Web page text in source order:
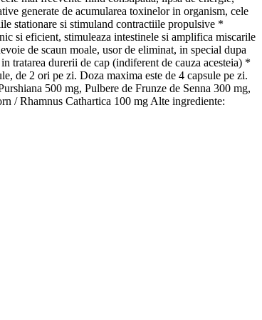
generate de acumularea toxinelor in organism, cele
stationare si stimuland contractiile propulsive *
si eficient, stimuleaza intestinele si amplifica miscarile
de scaun moale, usor de eliminat, in special dupa
tratarea durerii de cap (indiferent de cauza acesteia) *
de 2 ori pe zi. Doza maxima este de 4 capsule pe zi.
500 mg, Pulbere de Frunze de Senna 300 mg,
/ Rhamnus Cathartica 100 mg Alte ingrediente: